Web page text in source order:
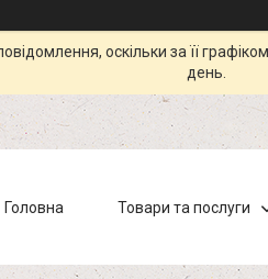
оскільки за її
день.
Головна Товари та послуги